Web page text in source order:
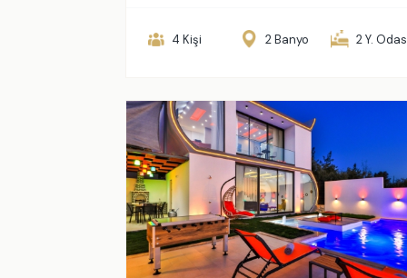
₺
4 Kişi 2 Banyo 2 Y.